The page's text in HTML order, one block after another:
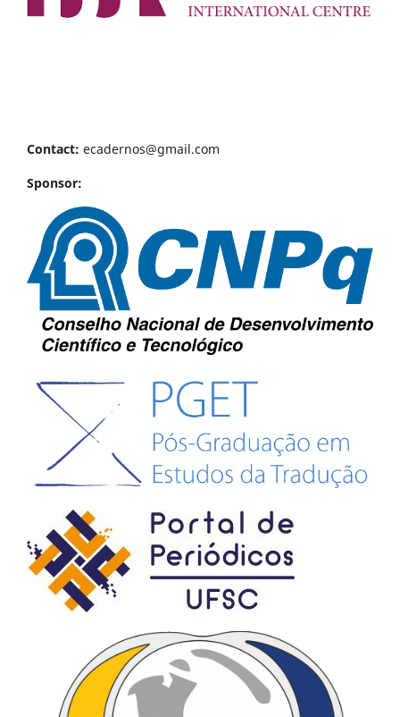
Contact: ecadernos@gmail.com
Sponsor: